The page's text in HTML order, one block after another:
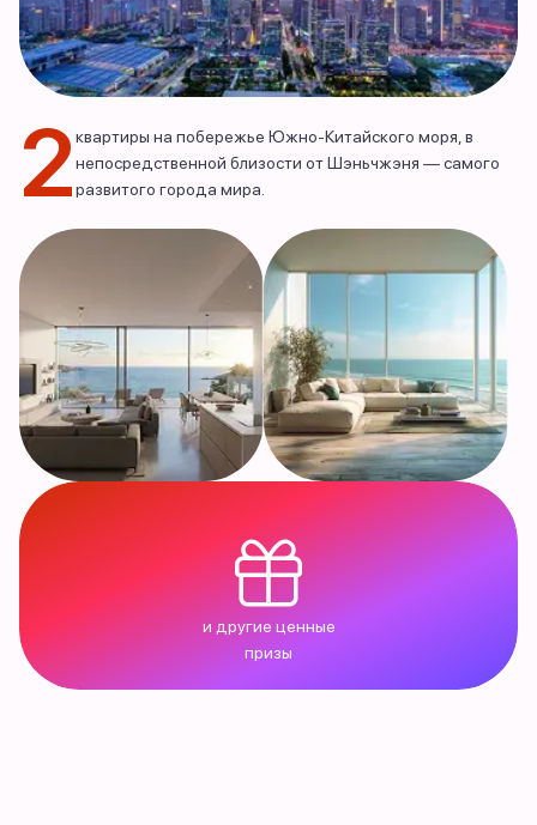
2квартиры на побережье Южно-Китайского моря, в
непосредственной близости от Шэньчжэня — самого
развитого города мира.
и другие ценные
призы